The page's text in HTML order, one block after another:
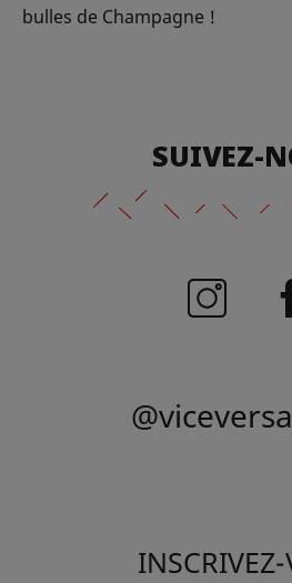
bulles de Champagne !
SUIVEZ-